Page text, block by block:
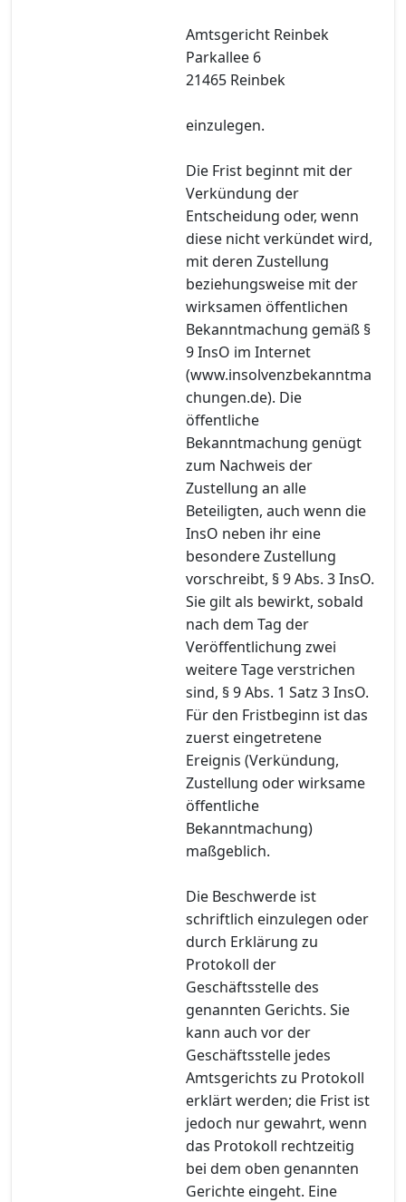
Amtsgericht Reinbek
Parkallee 6
21465 Reinbek
einzulegen.
Die Frist beginnt mit der
Verkündung der
Entscheidung oder, wenn
diese nicht verkündet wird,
mit deren Zustellung
beziehungsweise mit der
wirksamen öffentlichen
Bekanntmachung gemäß §
9 InsO im Internet
(www.insolvenzbekanntma
chungen.de). Die
öffentliche
Bekanntmachung genügt
zum Nachweis der
Zustellung an alle
Beteiligten, auch wenn die
InsO neben ihr eine
besondere Zustellung
vorschreibt, § 9 Abs. 3 InsO.
Sie gilt als bewirkt, sobald
nach dem Tag der
Veröffentlichung zwei
weitere Tage verstrichen
sind, § 9 Abs. 1 Satz 3 InsO.
Für den Fristbeginn ist das
zuerst eingetretene
Ereignis (Verkündung,
Zustellung oder wirksame
öffentliche
Bekanntmachung)
maßgeblich.
Die Beschwerde ist
schriftlich einzulegen oder
durch Erklärung zu
Protokoll der
Geschäftsstelle des
genannten Gerichts. Sie
kann auch vor der
Geschäftsstelle jedes
Amtsgerichts zu Protokoll
erklärt werden; die Frist ist
jedoch nur gewahrt, wenn
das Protokoll rechtzeitig
bei dem oben genannten
Gerichte eingeht. Eine